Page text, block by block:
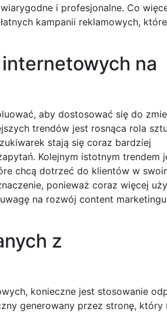
i profesjonalne. Co
kampanii reklamowych,
na
aby dostosować się do
trendów jest rosnąca rola
stają się coraz bardziej
Kolejnym istotnym trendem
chcą dotrzeć do klientów w
ponieważ coraz więcej
na rozwój content
z
konieczne jest stosowanie
generowany przez stronę, który